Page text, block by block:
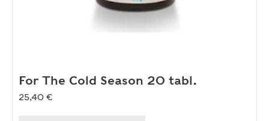
For The Cold Season 20 tabl.
25,40 €